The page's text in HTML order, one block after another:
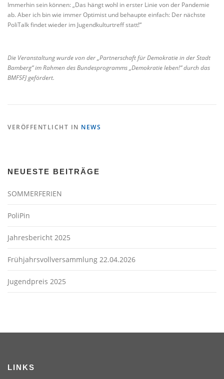
Immerhin sein können: „Das hängt wohl in erster Linie von der Pandemie
ab. Aber ich bin wie immer Optimist und behaupte einfach: Der nächste
PoliTalk findet wieder im Jugendkulturtreff statt!“
Die Veranstaltung wurde von der „Partnerschaft für Demokratie in der Stadt
Bamberg“ im Rahmen des Bundesprogramms „Demokratie leben!“ durch das
BMFSFJ gefördert.
VERÖFFENTLICHT IN NEWS
NEUESTE BEITRÄGE
SOMMERFERIEN
PoliPin
Jahresbericht 2025
Frühjahrsvollversammlung 22.04.2026
Jugendpreis 2025
LINKS